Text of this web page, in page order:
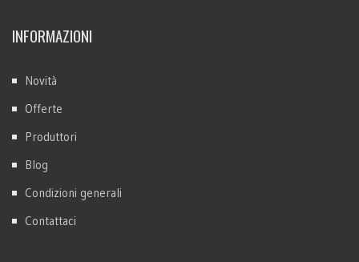
INFORMAZIONI
Novità
Offerte
Produttori
Blog
Condizioni generali
Contattaci